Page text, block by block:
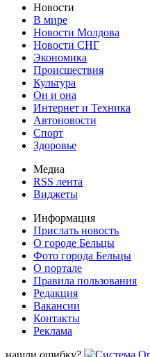
Новости
В мире
Новости Молдова
Новости СНГ
Экономика
Происшествия
Культура
Он и она
Интернет и Техника
Автоновости
Спорт
Здоровье
Медиа
RSS лента
Виджеты
Информация
Прислать новость
О городе Бельцы
Фото города Бельцы
О портале
Правила пользования
Редакция
Вакансии
Контакты
Реклама
нашли ошибку?